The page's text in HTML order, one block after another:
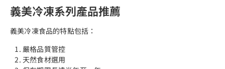
義美冷凍系列產品推薦
義美冷凍食品的特點包括：
嚴格品質管控
天然食材選用